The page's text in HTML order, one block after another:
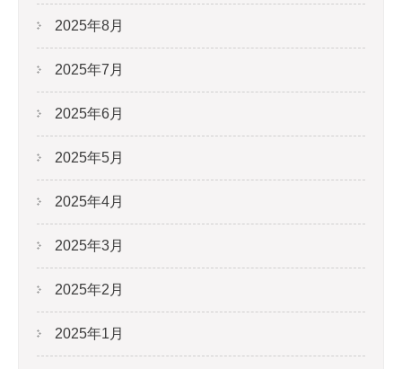
2025年8月
2025年7月
2025年6月
2025年5月
2025年4月
2025年3月
2025年2月
2025年1月